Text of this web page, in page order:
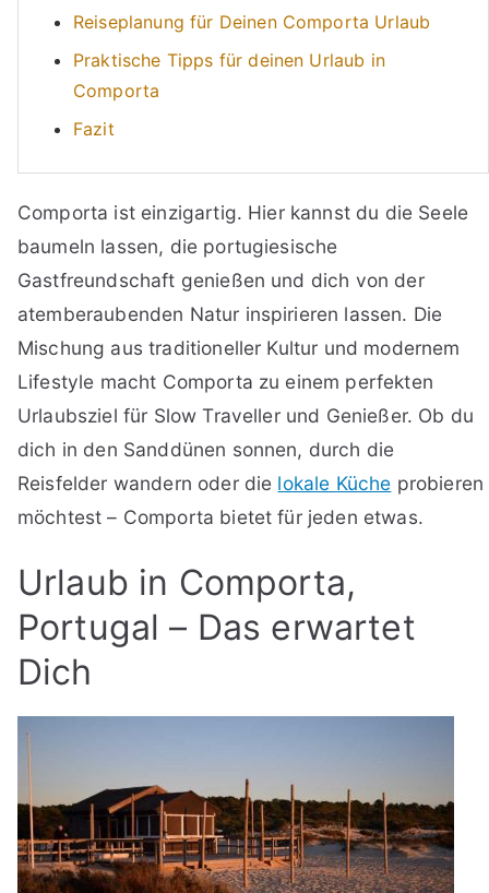
Reiseplanung für Deinen Comporta Urlaub
Praktische Tipps für deinen Urlaub in
Comporta
Fazit
Comporta ist einzigartig. Hier kannst du die Seele
baumeln lassen, die portugiesische
Gastfreundschaft genießen und dich von der
atemberaubenden Natur inspirieren lassen. Die
Mischung aus traditioneller Kultur und modernem
Lifestyle macht Comporta zu einem perfekten
Urlaubsziel für Slow Traveller und Genießer. Ob du
dich in den Sanddünen sonnen, durch die
Reisfelder wandern oder die lokale Küche probieren
möchtest – Comporta bietet für jeden etwas.
Urlaub in Comporta,
Portugal – Das erwartet
Dich